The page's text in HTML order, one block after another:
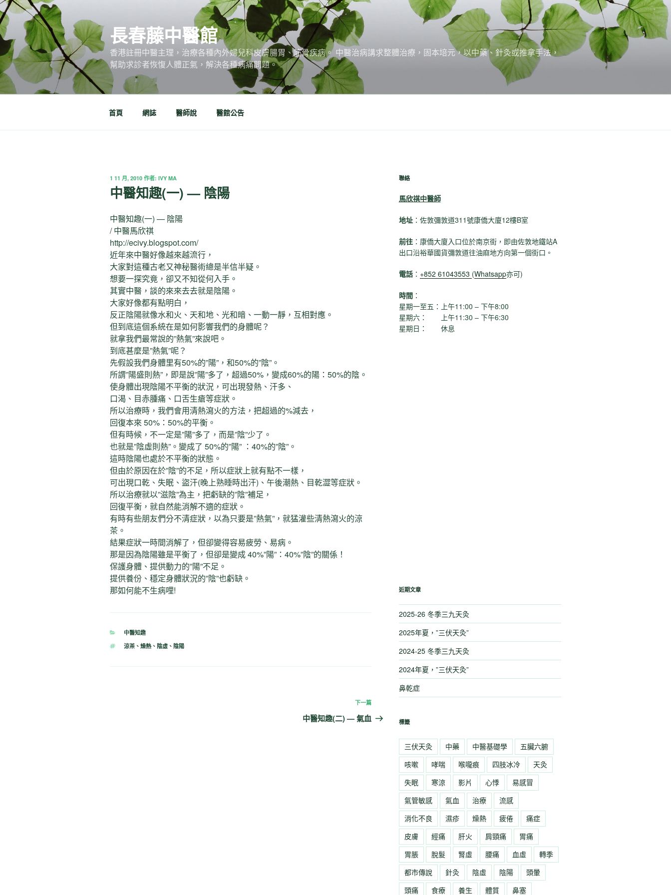
跳
至
主
要
內
容
長春藤中醫館
香港註冊中醫主理，治療各種內外婦兒科皮膚腸胃、筋骨疾病。 中醫治病講求整體治療，固本培元，以中藥、針灸或推拿手法，
幫助求診者恢愎人體正氣，解決各種病痛問題。
首頁 網誌 醫師說 醫館公告
發
於
1 11 月, 2010 作者: IVY MA
中醫知趣(一) — 陰陽
中醫知趣(一) — 陰陽
/ 中醫馬欣祺
http://ecivy.blogspot.com/
近年來中醫好像越來越流行，
大家對這種古老又神秘醫術總是半信半疑。
想要一探究竟，卻又不知從何入手。
其實中醫，談的來來去去就是陰陽。
大家好像都有點明白，
反正陰陽就像水和火、天和地、光和暗、一動一靜，互相對應。
但到底這個系統在是如何影響我們的身體呢？
就拿我們最常說的”熱氣”來說吧。
到底甚麼是”熱氣”呢？
先假設我們身體里有50%的”陽”，和50%的”陰”。
所謂”陽盛則熱”，即是說”陽”多了，超過50%，變成60%的陽：50%的陰。
使身體出現陰陽不平衡的狀況，可出現發熱、汗多、
口渴、目赤腫痛、口舌生瘡等症狀。
所以治療時，我們會用清熱瀉火的方法，把超過的%減去，
回復本來 50%：50%的平衡。
但有時候，不一定是”陽”多了，而是”陰”少了。
也就是”陰虛則熱”。變成了 50%的”陽” ：40%的”陰”。
這時陰陽也處於不平衡的狀態。
但由於原因在於”陰”的不足，所以症狀上就有點不一樣，
可出現口乾、失眠、盜汗(晚上熟睡時出汗)、午後潮熱、目乾澀等症狀。
所以治療就以”滋陰”為主，把虧缺的”陰”補足，
回復平衡，就自然能消解不適的症狀。
有時有些朋友們分不清症狀，以為只要是”熱氣”，就猛灌些清熱瀉火的涼
茶。
結果症狀一時間消解了，但卻變得容易疲勞、易病。
那是因為陰陽雖是平衡了，但卻是變成 40%”陽”：40%”陰”的關係！
保護身體、提供動力的”陽”不足。
提供養份、穩定身體狀況的”陰”也虧缺。
那如何能不生病哩!
分
中醫知趣
標
涼茶、 燥熱、 陰虛、 陰陽
一
下一篇
中醫知趣(二) — 氣血
聯絡
馬欣祺中醫師
地址：佐敦彌敦道311號康僑大廈12樓B室
前往：康僑大廈入口位於南京街，即由佐敦地鐵站A
出口沿裕華國貨彌敦道往油麻地方向第一個街口。
電話： +852 61043553 (Whatsapp亦可)
時間：
星期一至五：上午11:00 – 下午8:00
星期六： 上午11:30 – 下午6:30
星期日： 休息
近期文章
2025-26 冬季三九天灸
2025年夏，”三伏天灸”
2024-25 冬季三九天灸
2024年夏，”三伏天灸”
鼻乾症
標籤
三伏天灸 中藥 中醫基礎學
五臟六腑
咳嗽
哮喘 喉嚨痕 四肢冰冷
天灸
失眠
寒涼 影片 心悸
易感冒
氣管敏感
氣血 治療
流感
消化不良
濕疹 燥熱 疲倦
痛症
皮膚
經痛 肝火 肩頸痛
胃痛
胃脹
脫髮 腎虛 腰痛 血虛
轉季
都市傳說
針灸 陰虛 陰陽
頭暈
頭痛
食療 養生 體質 鼻塞